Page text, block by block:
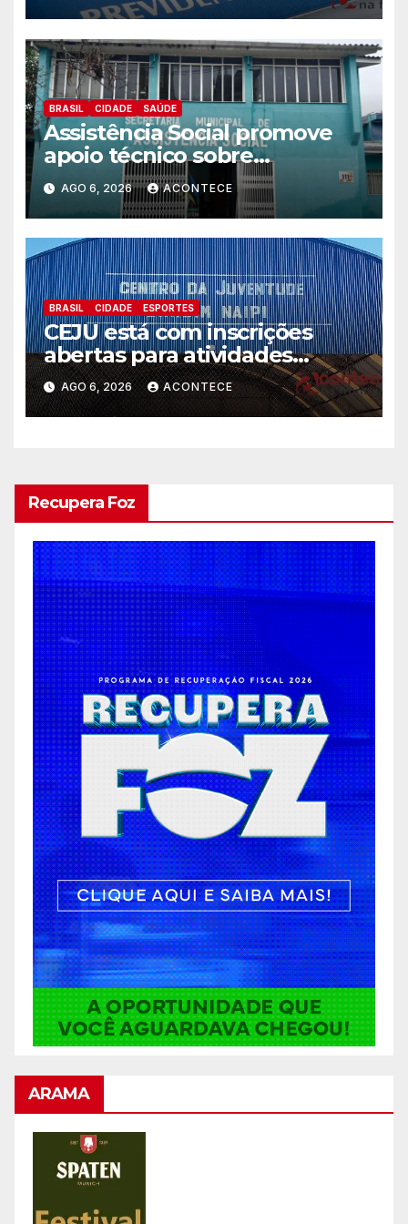
BRASIL CIDADE SAÚDE
Assistência Social promove
apoio técnico sobre
preparação e resposta a
situações de emergência e
calamidade pública
AGO 6, 2026 ACONTECE
BRASIL CIDADE ESPORTES
CEJU está com inscrições
abertas para atividades
gratuitas
AGO 6, 2026 ACONTECE
Recupera Foz
ARAMA